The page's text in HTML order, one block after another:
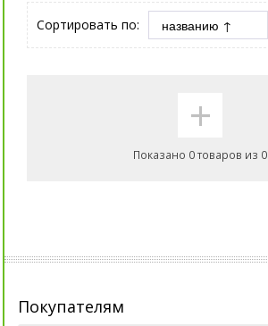
Сортировать по:
+
Показано 0 товаров из 0
Покупателям